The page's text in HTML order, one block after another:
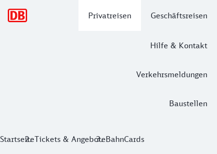
Privatreisen Geschäftsreisen
Hilfe & Kontakt
Verkehrsmeldungen
Baustellen
Finden Sie hier Ihre passende
StartseiteTickets & AngeboteBahnCards